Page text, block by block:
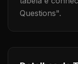
Questions".